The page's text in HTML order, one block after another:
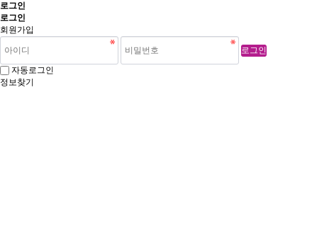
로그인
로그인
회원가입
로그인
자동로그인
정보찾기